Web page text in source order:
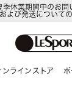
季休業期間中のお問
および発送について
ンラインストア